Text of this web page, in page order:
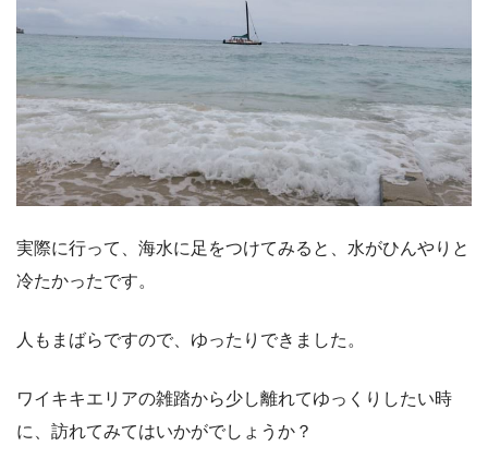
実際に行って、海水に足をつけてみると、水がひんやりと
冷たかったです。
人もまばらですので、ゆったりできました。
ワイキキエリアの雑踏から少し離れてゆっくりしたい時
に、訪れてみてはいかがでしょうか？